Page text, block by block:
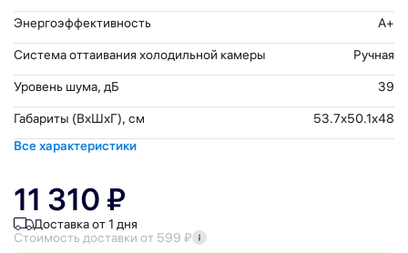
Энергоэффективность
A+
Система оттаивания холодильной камеры
Ручная
Уровень шума, дБ
39
Габариты (ВхШхГ), см
53.7x50.1x48
Все характеристики
11 310 ₽
Доставка от 1 дня
Стоимость доставки от 599 ₽